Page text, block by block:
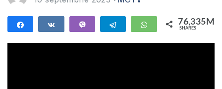
Share Share Telegram WhatsApp76,335M
SHARES